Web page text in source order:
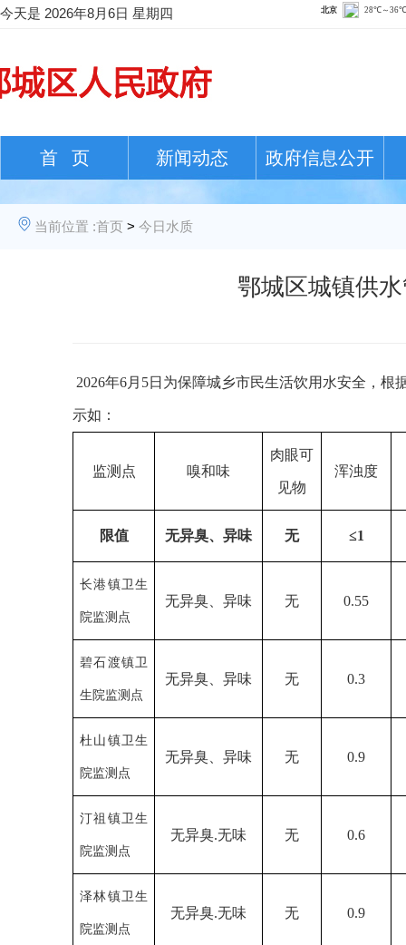
今天是 2026年8月6日 星期四
首 页 新闻动态 政府信息公开
当前位置 :首页 > 今日水质
鄂城区城镇供
2026年6月 5日 为保障城乡市民生活饮用水安全，根
示如：
监测点 嗅和味
肉眼可
见物
浑浊度
限值 无异臭、异味 无 ≤1
长港镇卫生
院监测点
无异臭、异味 无 0.55
碧石渡镇卫
生院监测点
无异臭、异味 无 0.3
杜山镇卫生
院监测点
无异臭、异味 无 0.9
汀祖镇卫生
院监测点
无异臭.无味 无 0.6
泽林镇卫生
院监测点
无异臭.无味 无 0.9